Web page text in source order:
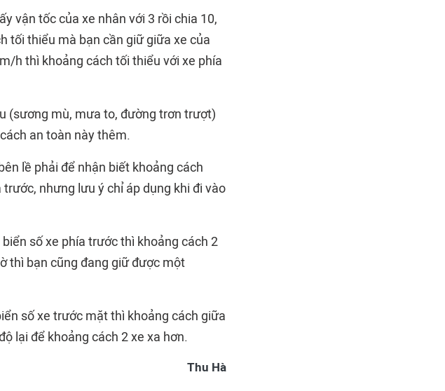
vận tốc của xe nhân với 3 rồi chia 10,
tối thiểu mà bạn cần giữ giữa xe của
h thì khoảng cách tối thiểu với xe phía
(sương mù, mưa to, đường trơn trượt)
an toàn này thêm.
lề phải để nhận biết khoảng cách
nhưng lưu ý chỉ áp dụng khi đi vào
số xe phía trước thì khoảng cách 2
thì bạn cũng đang giữ được một
số xe trước mặt thì khoảng cách giữa
lại để khoảng cách 2 xe xa hơn.
Thu Hà